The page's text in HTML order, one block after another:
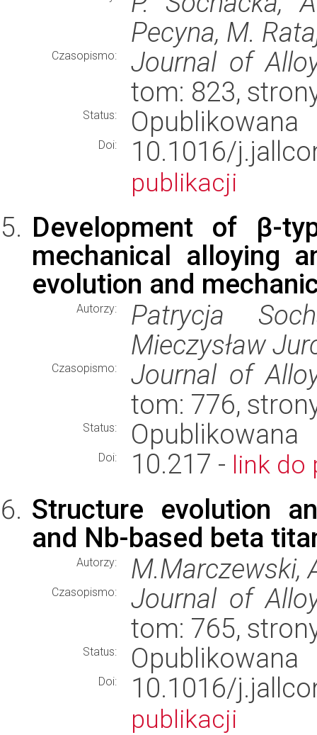
Pecyna, M.
Czasopismo:
Journal of
tom: 823,
Status: Opublikowana
Doi: 10.1016/
publikacji
Development of β-
mechanical alloying
evolution and
Autorzy:
Patrycja
Mieczysław
Czasopismo:
Journal of
tom: 776,
Status: Opublikowana
Doi: 10.217 - link do
Structure evolution
and Nb-based beta
Autorzy: M.Marczewski,
Czasopismo:
Journal of
tom: 765,
Status: Opublikowana
Doi: 10.1016/
publikacji